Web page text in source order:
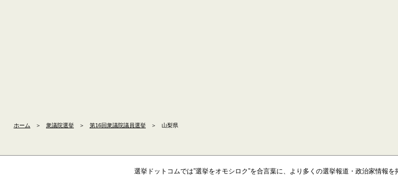
ホーム ＞ 衆議院選挙 ＞ 第16回衆議院議員選挙 ＞ 山梨県
選挙ドットコムでは”選挙をオモシロク”を合言葉に、より多くの選挙報道・政治家情報